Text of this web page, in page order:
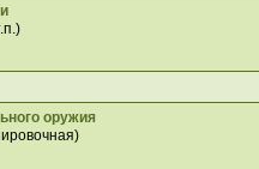
оружия